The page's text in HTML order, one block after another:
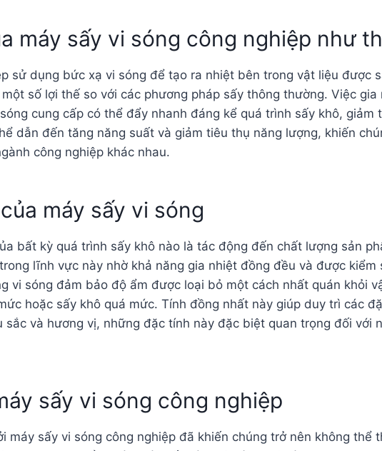
máy sấy vi sóng công nghiệp như
sử dụng bức xạ vi sóng để tạo ra nhiệt bên trong vật liệu được
số lợi thế so với các phương pháp sấy thông thường. Việc gia
cung cấp có thể đẩy nhanh đáng kể quá trình sấy khô, giảm
dẫn đến tăng năng suất và giảm tiêu thụ năng lượng, khiến
công nghiệp khác nhau.
máy sấy vi sóng
bất kỳ quá trình sấy khô nào là tác động đến chất lượng sản
lĩnh vực này nhờ khả năng gia nhiệt đồng đều và được kiểm
vi sóng đảm bảo độ ẩm được loại bỏ một cách nhất quán khỏi
hoặc sấy khô quá mức. Tính đồng nhất này giúp duy trì các
sắc và hương vị, những đặc tính này đặc biệt quan trọng đối với
sấy vi sóng công nghiệp
máy sấy vi sóng công nghiệp đã khiến chúng trở nên không thể